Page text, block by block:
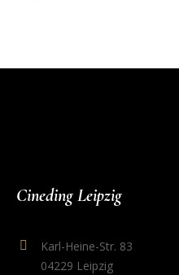
Cineding Leipzig
Karl-Heine-Str. 83
04229 Leipzig